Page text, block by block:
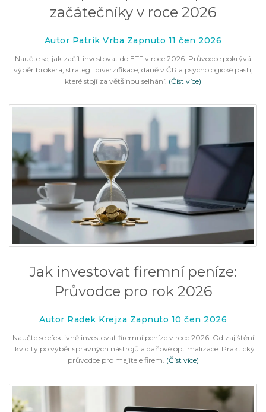
začátečníky v roce 2026
Autor Patrik Vrba Zapnuto 11 čen 2026
Naučte se, jak začít investovat do ETF v roce 2026. Průvodce pokrývá
výběr brokera, strategii diverzifikace, daně v ČR a psychologické pasti,
které stojí za většinou selhání. (Číst více)
Jak investovat firemní peníze:
Průvodce pro rok 2026
Autor Radek Krejza Zapnuto 10 čen 2026
Naučte se efektivně investovat firemní peníze v roce 2026. Od zajištění
likvidity po výběr správných nástrojů a daňové optimalizace. Praktický
průvodce pro majitele firem. (Číst více)